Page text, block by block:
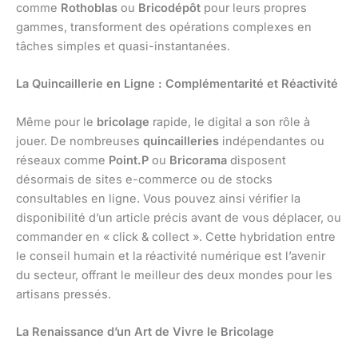
comme Rothoblas ou Bricodépôt pour leurs propres
gammes, transforment des opérations complexes en
tâches simples et quasi-instantanées.
La Quincaillerie en Ligne : Complémentarité et Réactivité
Même pour le bricolage rapide, le digital a son rôle à
jouer. De nombreuses quincailleries indépendantes ou
réseaux comme Point.P ou Bricorama disposent
désormais de sites e-commerce ou de stocks
consultables en ligne. Vous pouvez ainsi vérifier la
disponibilité d’un article précis avant de vous déplacer, ou
commander en « click & collect ». Cette hybridation entre
le conseil humain et la réactivité numérique est l’avenir
du secteur, offrant le meilleur des deux mondes pour les
artisans pressés.
La Renaissance d’un Art de Vivre le Bricolage